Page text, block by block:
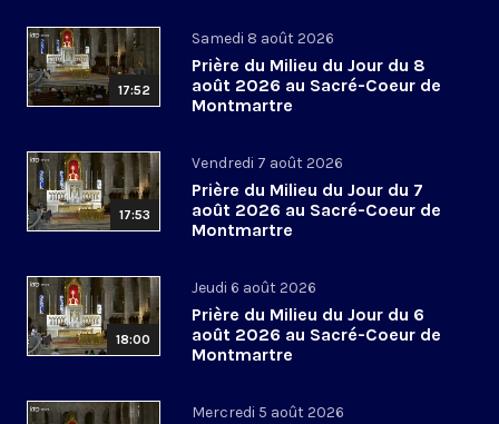
17:52
Samedi 8 août 2026
Prière du Milieu du Jour du 8
août 2026 au Sacré-Coeur de
Montmartre
17:53
Vendredi 7 août 2026
Prière du Milieu du Jour du 7
août 2026 au Sacré-Coeur de
Montmartre
18:00
Jeudi 6 août 2026
Prière du Milieu du Jour du 6
août 2026 au Sacré-Coeur de
Montmartre
Mercredi 5 août 2026